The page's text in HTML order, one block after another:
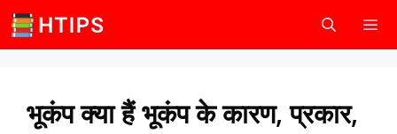
Skip
to
भूकंप क्या हैं भूकंप के कारण, प्रकार,